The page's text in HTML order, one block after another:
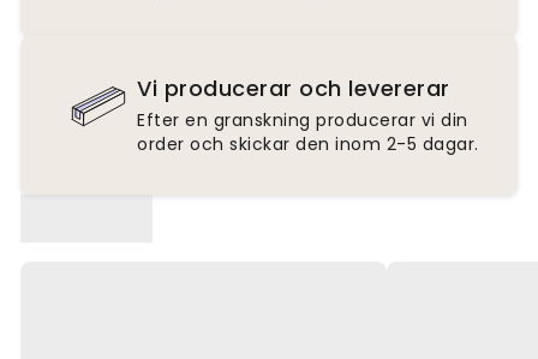
Vi producerar och levererar
Efter en granskning producerar vi din
order och skickar den inom 2-5 dagar.